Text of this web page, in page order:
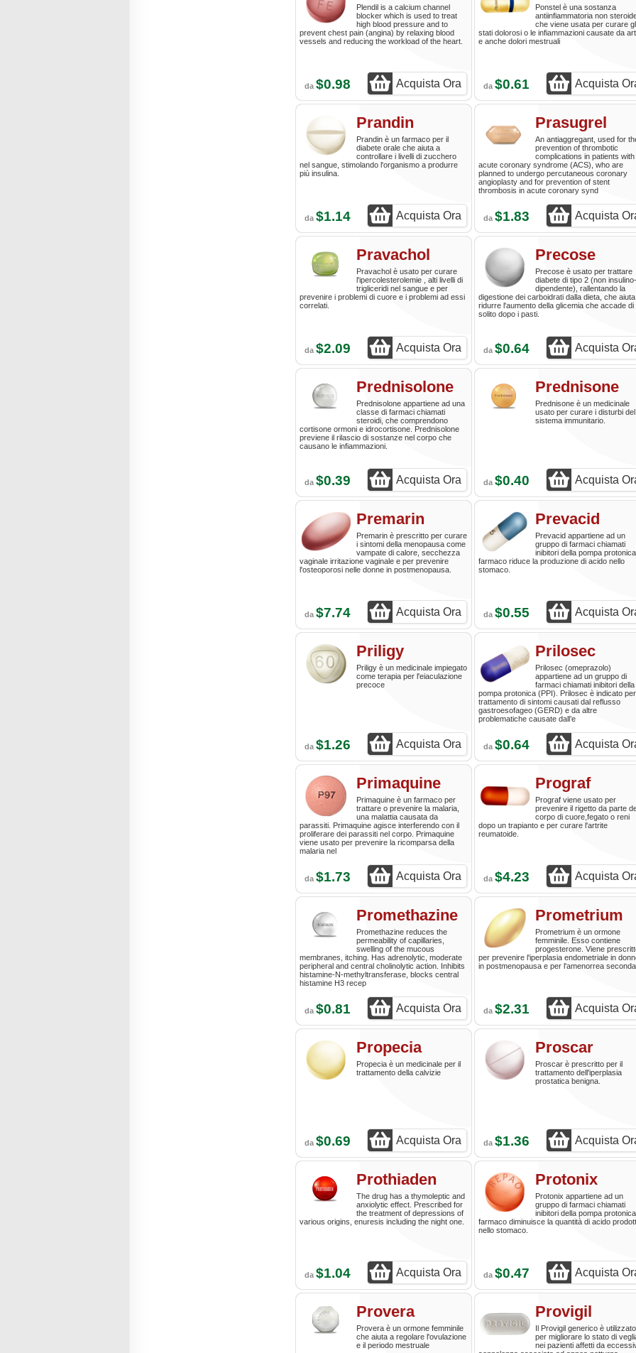
Plendil is a calcium channel
blocker which is used to treat
high blood pressure and to
prevent chest pain (angina) by relaxing blood
vessels and reducing the workload of the heart.
da $0.98 Acquista Ora
Ponstel è una sostanza
antiinfiammatoria non
che viene usata per curare
stati dolorosi o le infiammazioni causate da
e anche dolori mestruali
da $0.61 Acquista
Prandin
Prandin è un farmaco per il
diabete orale che aiuta a
controllare i livelli di zucchero
nel sangue, stimolando l'organismo a produrre
più insulina.
da $1.14 Acquista Ora
Prasugrel
An antiaggregant, used for
prevention of thrombotic
complications in patients with
acute coronary syndrome (ACS), who are
planned to undergo percutaneous coronary
angioplasty and for prevention of stent
thrombosis in acute coronary synd
da $1.83 Acquista
Pravachol
Pravachol è usato per curare
l'ipercolesterolemie , alti livelli di
trigliceridi nel sangue e per
prevenire i problemi di cuore e i problemi ad essi
correlati.
da $2.09 Acquista Ora
Precose
Precose è usato per trattare
diabete di tipo 2 (non insulino-
dipendente), rallentando la
digestione dei carboidrati dalla dieta, che
ridurre l'aumento della glicemia che accade di
solito dopo i pasti.
da $0.64 Acquista
Prednisolone
Prednisolone appartiene ad una
classe di farmaci chiamati
steroidi, che comprendono
cortisone ormoni e idrocortisone. Prednisolone
previene il rilascio di sostanze nel corpo che
causano le infiammazioni.
da $0.39 Acquista Ora
Prednisone
Prednisone è un medicinale
usato per curare i disturbi del
sistema immunitario.
da $0.40 Acquista
Premarin
Premarin è prescritto per curare
i sintomi della menopausa come
vampate di calore, secchezza
vaginale irritazione vaginale e per prevenire
l'osteoporosi nelle donne in postmenopausa.
da $7.74 Acquista Ora
Prevacid
Prevacid appartiene ad un
gruppo di farmaci chiamati
inibitori della pompa
farmaco riduce la produzione di acido nello
stomaco.
da $0.55 Acquista
Priligy
Priligy è un medicinale impiegato
come terapia per l'eiaculazione
precoce
da $1.26 Acquista Ora
Prilosec
Prilosec (omeprazolo)
appartiene ad un gruppo di
farmaci chiamati inibitori della
pompa protonica (PPI). Prilosec è indicato
trattamento di sintomi causati dal reflusso
gastroesofageo (GERD) e da altre
problematiche causate dall’e
da $0.64 Acquista
Primaquine
Primaquine è un farmaco per
trattare o prevenire la malaria,
una malattia causata da
parassiti. Primaquine agisce interferendo con il
proliferare dei parassiti nel corpo. Primaquine
viene usato per prevenire la ricomparsa della
malaria nel
da $1.73 Acquista Ora
Prograf
Prograf viene usato per
prevenire il rigetto da parte
corpo di cuore,fegato o reni
dopo un trapianto e per curare l'artrite
reumatoide.
da $4.23 Acquista
Promethazine
Promethazine reduces the
permeability of capillaries,
swelling of the mucous
membranes, itching. Has adrenolytic, moderate
peripheral and central cholinolytic action. Inhibits
histamine-N-methyltransferase, blocks central
histamine H3 recep
da $0.81 Acquista Ora
Prometrium
Prometrium è un ormone
femminile. Esso contiene
progesterone. Viene
per prevenire l'iperplasia endometriale in
in postmenopausa e per l'amenorrea
da $2.31 Acquista
Propecia
Propecia è un medicinale per il
trattamento della calvizie
da $0.69 Acquista Ora
Proscar
Proscar è prescritto per il
trattamento dell'iperplasia
prostatica benigna.
da $1.36 Acquista
Prothiaden
The drug has a thymoleptic and
anxiolytic effect. Prescribed for
the treatment of depressions of
various origins, enuresis including the night one.
da $1.04 Acquista Ora
Protonix
Protonix appartiene ad un
gruppo di farmaci chiamati
inibitori della pompa
farmaco diminuisce la quantità di acido
nello stomaco.
da $0.47 Acquista
Provera
Provera è un ormone femminile
che aiuta a regolare l'ovulazione
e il periodo mestruale
Provigil
Il Provigil generico è utilizzato
per migliorare lo stato di
nei pazienti affetti da